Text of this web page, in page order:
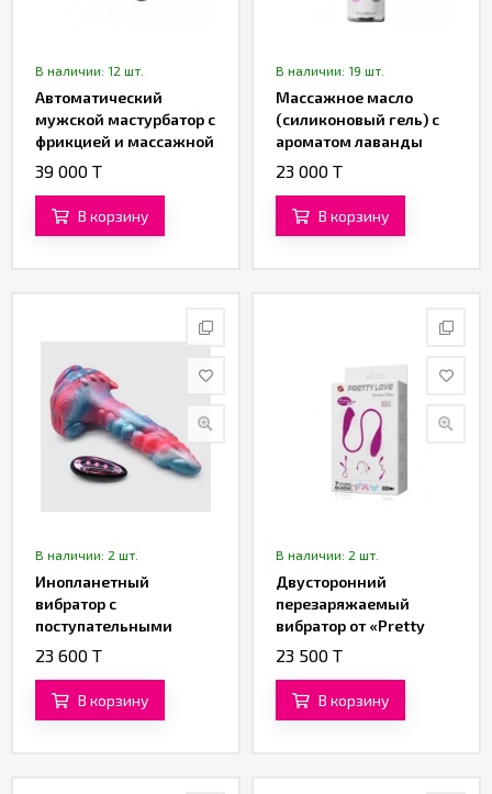
В наличии: 12 шт.
Автоматический
мужской мастурбатор с
фрикцией и массажной
стимуляцией от
39 000 T
В корзину
В наличии: 19 шт.
Массажное масло
(силиконовый гель) с
ароматом лаванды
«All-in-One Sensual
«System JO» (120 ML)
23 000 T
В корзину
В наличии: 2 шт.
Инопланетный
вибратор с
поступательными
движениями
23 600 T
В корзину
В наличии: 2 шт.
Двусторонний
перезаряжаемый
вибратор от «Pretty
love»
23 500 T
В корзину